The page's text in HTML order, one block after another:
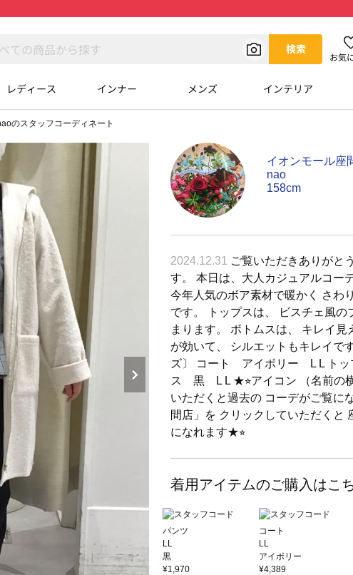
検索
お気
レディース インナー メンズ インテリア
のスタッフコーディネート
イオンモール座
nao
158cm
2024.12.31
ご覧いただきありがと
す。 本日は、大人カジュアルコー
今年人気のボア素材で暖かく さわ
です。 トップスは、 ビスチェ風
まります。 ボトムスは、 キレイ
が効いて、 シルエットもキレイで
ズ〕 コート アイボリー L L ト
ス 黒 L L ★⭐︎アイコン （名前の
いただくと過去の コーデがご覧に
間店」を クリックしていただくと
になれます★⭐︎
着用アイテムのご購入はこ
パンツ
LL
黒
¥1,970
コート
LL
アイボリー
¥4,389